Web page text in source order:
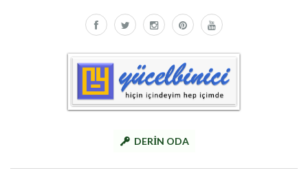
DERİN ODA